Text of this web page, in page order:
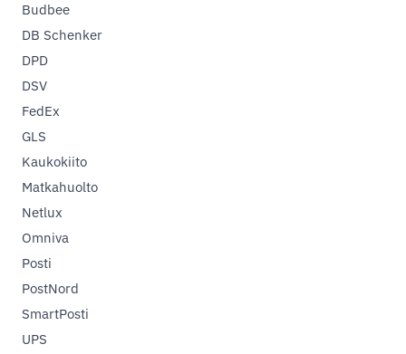
Budbee
DB Schenker
DPD
DSV
FedEx
GLS
Kaukokiito
Matkahuolto
Netlux
Omniva
Posti
PostNord
SmartPosti
UPS